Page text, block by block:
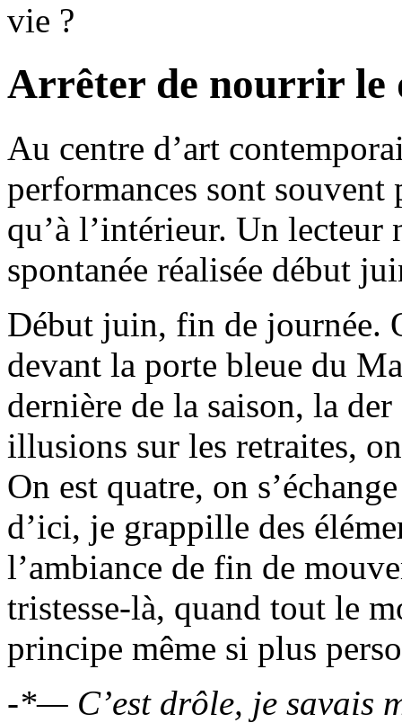
vie ?
Arrêter de nourrir le
Au centre d’art
performances sont souvent
qu’à l’intérieur. Un
spontanée réalisée début
Début juin, fin de journée.
devant la porte bleue du
dernière de la saison, la
illusions sur les retraites,
On est quatre, on
d’ici, je grappille des
l’ambiance de fin de
tristesse-là, quand tout le
principe même si plus
-*— C’est drôle, je savais